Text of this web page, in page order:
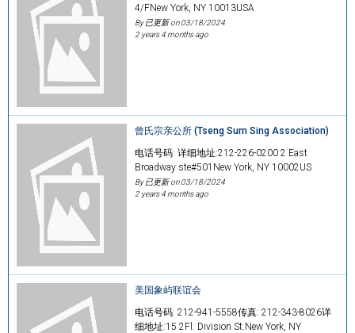
4/FNew York, NY 10013USA
By 已更新 on03/18/2024
2 years 4 months ago
曾氏宗亲公所 (Tseng Sum Sing Association)
电话号码: 详细地址:212-226-0200 2 East
Broadway ste#501New York, NY 10002US
By 已更新 on03/18/2024
2 years 4 months ago
美国象屿联谊会
电话号码: 212-941-5558传真: 212-343-8026详
细地址:15 2Fl. Division St.New York, NY